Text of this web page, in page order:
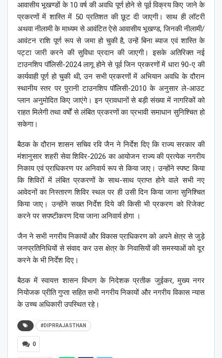
आवासीय भूखण्डों के 10 वर्ष की अवधि पूर्ण होने से पूर्व विक्रय किए जाने के
प्रकरणों में शास्ति में 50 प्रतिशत की छूट दी जाएगी। साथ ही लॉटरी
अथवा नीलामी के माध्यम से आवंटित ऐसे आवासीय भूखण्ड, जिनकी नीलामी/
आवंटन राशि पूर्ण रूप से जमा हो चुकी है, उन्हें बिना ब्याज एवं शास्ति के
पट्टा जारी करने की सुविधा प्रदान की जाएगी। इसके अतिरिक्त नई
टाउनशिप पॉलिसी-2024 लागू होने से पूर्व जिन प्रकरणों में धारा 90-ए की
कार्यवाही पूर्ण हो चुकी थी, उन सभी प्रकरणों में अभियान अवधि के दौरान
स्थानीय स्तर पर पुरानी टाउनशिप पॉलिसी-2010 के अनुसार ले-आउट
प्लान अनुमोदित किए जाएंगे। इन प्रावधानों से बड़ी संख्या में नागरिकों को
राहत मिलेगी तथा वर्षों से लंबित प्रकरणों का प्रभावी समाधान सुनिश्चित हो
सकेगा।
बैठक के दौरान शासन सचिव रवि जैन ने निर्देश दिए कि राज्य सरकार की
मंशानुसार शहरी सेवा शिविर-2026 का आयोजन राज्य की प्रत्येक नगरीय
निकाय एवं प्राधिकरण पर अनिवार्य रूप से किया जाए। उन्होंने स्पष्ट किया
कि शिविरों में लंबित प्रकरणों के साथ-साथ प्राप्त होने वाले सभी नए
आवेदनों का निस्तारण शिविर स्थल पर ही उसी दिन किया जाना सुनिश्चित
किया जाए। उन्होंने सख्त निर्देश दिये की किसी भी प्रकरण को रिजेक्ट
करने पर सपष्टीकरण दिया जाना अनिवार्य होगा ।
जैन ने सभी नगरीय निकायों और विकास प्राधिकरण को अपने क्षेत्र से जुड़े
जनप्रतिनिधियों से संवाद कर उस क्षेत्र के निवासियों की समस्याओं को दूर
करने के भी निर्देश दिए।
बैठक में स्वायत्त शासन विभाग के निदेशक प्रतीक जुईकर, मुख्य नगर
नियोजक प्रीति गुप्ता सहित सभी नगरीय निकायों और नगरीय विकास न्यास
के उच्च अधिकारी उपस्थित रहे।
#DIPRRAJASTHAN
0